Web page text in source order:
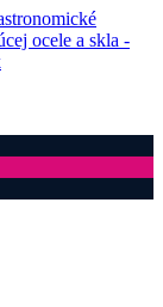
ocele a skla -